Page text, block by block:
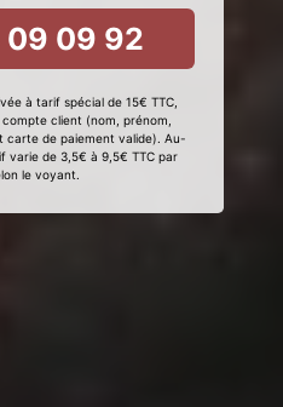
09 92
à tarif spécial de 15€ TTC,
client (nom, prénom,
carte de paiement valide). Au-
varie de 3,5€ à 9,5€ TTC par
le voyant.